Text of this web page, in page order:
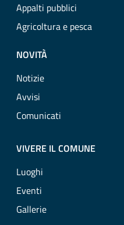
Appalti pubblici
Agricoltura e pesca
NOVITÀ
Notizie
Avvisi
Comunicati
VIVERE IL COMUNE
Luoghi
Eventi
Gallerie